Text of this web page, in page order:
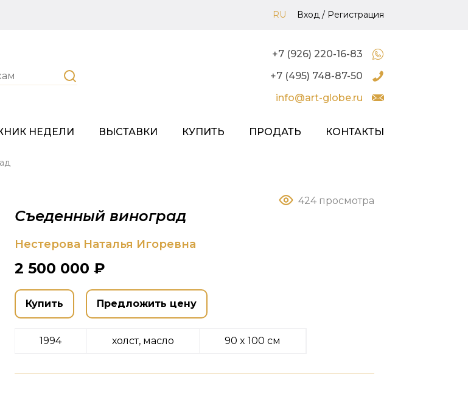
RU Вход / Регистрация
+7 (926) 220-16-83
+7 (495) 748-87-50
info@art-globe.ru
НЕДЕЛИ ВЫСТАВКИ КУПИТЬ ПРОДАТЬ КОНТАКТЫ
424 просмотра
Съеденный виноград
Нестерова Наталья Игоревна
2 500 000 ₽
Купить Предложить цену
1994 холст, масло 90 x 100 см